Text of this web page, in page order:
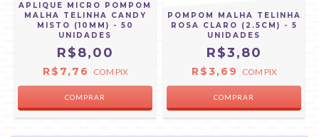
APLIQUE MICRO POMPOM
MALHA TELINHA CANDY
MISTO (10MM) - 50
UNIDADES
R$8,00
R$7,76 COM PIX
POMPOM MALHA TELINHA
ROSA CLARO (2.5CM) - 5
UNIDADES
R$3,80
R$3,69 COM PIX